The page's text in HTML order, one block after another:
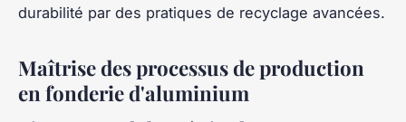
durabilité par des pratiques de recyclage avancées.
Maîtrise des processus de production
en fonderie d'aluminium